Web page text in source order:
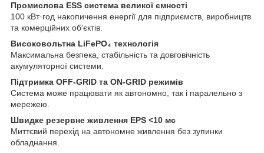
Промислова ESS система великої ємності
100 кВт·год накопичення енергії для підприємств, виробництв
та комерційних об’єктів.
Високовольтна LiFePO₄ технологія
Максимальна безпека, стабільність та довговічність
акумуляторної системи.
Підтримка OFF-GRID та ON-GRID режимів
Система може працювати як автономно, так і паралельно з
мережею.
Швидке резервне живлення EPS <10 мс
Миттєвий перехід на автономне живлення без зупинки
обладнання.